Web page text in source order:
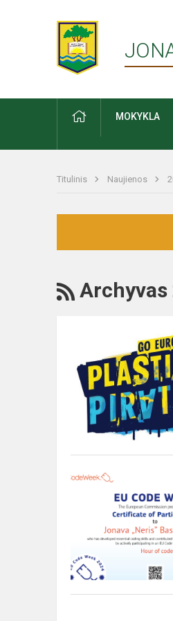
PRADŽIAMOKYKLA
Titulinis Naujienos
RSS
Archyvas
tarptautinį
projektą
„Plastic
pirates-
Euro...
Code